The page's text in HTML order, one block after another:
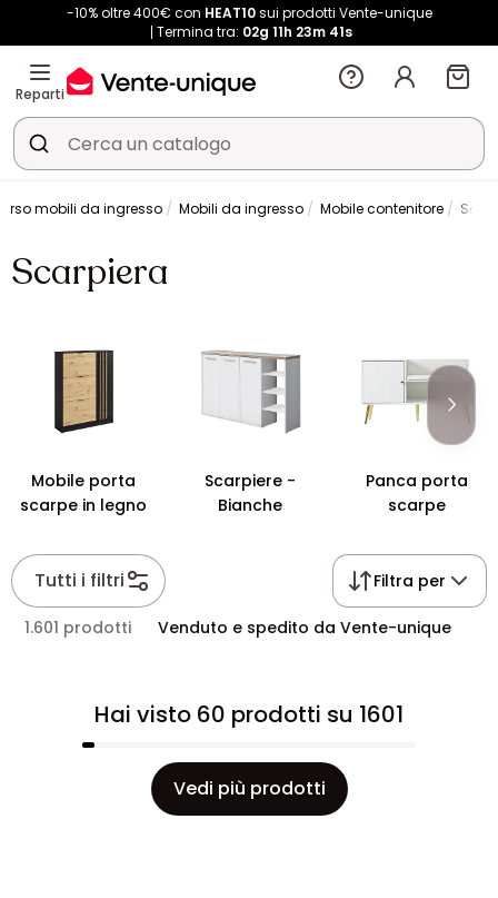
-10% oltre 400€ con HEAT10sui prodotti Vente-unique
Termina tra: 02g 11h 23m 40s
Reparti
mobili da ingresso Mobili da ingresso Mobile contenitore
Scarpiera
Mobile porta
scarpe in legno
Scarpiere -
Bianche
Panca porta
scarpe
Tutti i filtri Filtra per
1.601 prodotti Venduto e spedito da Vente-unique
Hai visto 60 prodotti su 1601
Vedi più prodotti